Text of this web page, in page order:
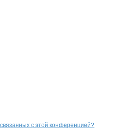
с этой конференцией?